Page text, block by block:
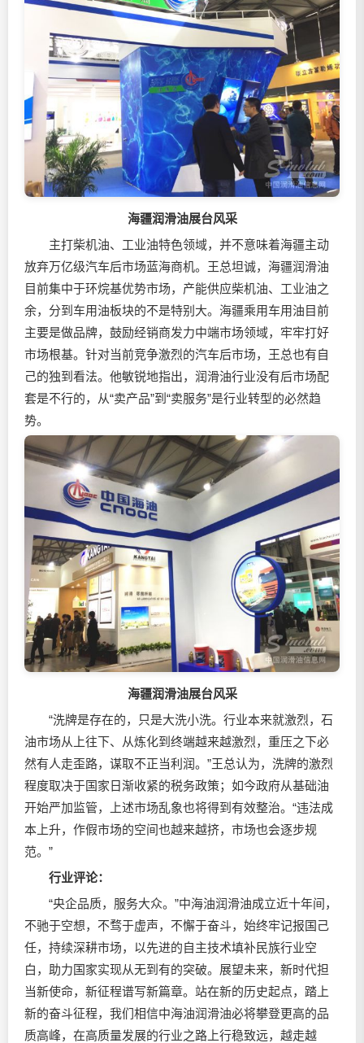
海疆润滑油展台风采
主打柴机油、工业油特色领域，并不意味着海疆主动
放弃万亿级汽车后市场蓝海商机。王总坦诚，海疆润滑油
目前集中于环烷基优势市场，产能供应柴机油、工业油之
余，分到车用油板块的不是特别大。海疆乘用车用油目前
主要是做品牌，鼓励经销商发力中端市场领域，牢牢打好
市场根基。针对当前竞争激烈的汽车后市场，王总也有自
己的独到看法。他敏锐地指出，润滑油行业没有后市场配
套是不行的，从“卖产品”到“卖服务”是行业转型的必然趋
势。
海疆润滑油展台风采
“洗牌是存在的，只是大洗小洗。行业本来就激烈，石
油市场从上往下、从炼化到终端越来越激烈，重压之下必
然有人走歪路，谋取不正当利润。”王总认为，洗牌的激烈
程度取决于国家日渐收紧的税务政策；如今政府从基础油
开始严加监管，上述市场乱象也将得到有效整治。“违法成
本上升，作假市场的空间也越来越挤，市场也会逐步规
范。”
行业评论：
“央企品质，服务大众。”中海油润滑油成立近十年间，
不驰于空想，不骛于虚声，不懈于奋斗，始终牢记报国己
任，持续深耕市场，以先进的自主技术填补民族行业空
白，助力国家实现从无到有的突破。展望未来，新时代担
当新使命，新征程谱写新篇章。站在新的历史起点，踏上
新的奋斗征程，我们相信中海油润滑油必将攀登更高的品
质高峰，在高质量发展的行业之路上行稳致远，越走越